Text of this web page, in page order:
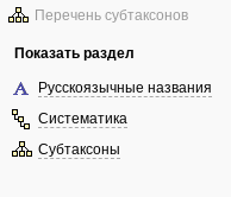
Перечень субтаксонов
Показать раздел
Русскоязычные названия
Систематика
Субтаксоны